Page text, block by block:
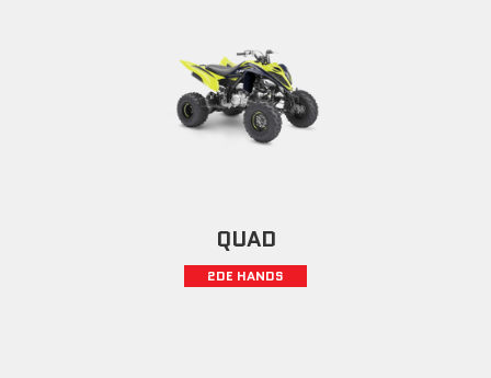
QUAD
2DE HANDS